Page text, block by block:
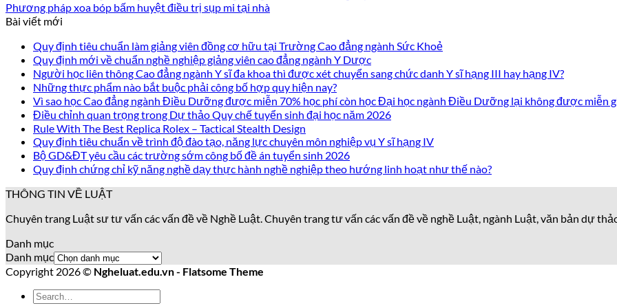
Phương pháp xoa bóp bấm huyệt điều trị sụp mi tại nhà
Bài viết mới
Quy định tiêu chuẩn làm giảng viên đồng cơ hữu tại Trường Cao đẳng ngành Sức Khoẻ
Quy định mới về chuẩn nghề nghiệp giảng viên cao đẳng ngành Y Dược
Người học liên thông Cao đẳng ngành Y sĩ đa khoa thì được xét chuyển sang chức danh Y sĩ hạng III hay hạng IV?
Những thực phẩm nào bắt buộc phải công bố hợp quy hiện nay?
Vì sao học Cao đẳng ngành Điều Dưỡng được miễn 70% học phí còn học Đại học ngành Điều Dưỡng lại không được miễn
Điều chỉnh quan trọng trong Dự thảo Quy chế tuyển sinh đại học năm 2026
Rule With The Best Replica Rolex – Tactical Stealth Design
Quy định tiêu chuẩn về trình độ đào tạo, năng lực chuyên môn nghiệp vụ Y sĩ hạng IV
Bộ GD&ĐT yêu cầu các trường sớm công bố đề án tuyển sinh 2026
Quy định chứng chỉ kỹ năng nghề dạy thực hành nghề nghiệp theo hướng linh hoạt như thế nào?
THÔNG TIN VỀ LUẬT
Chuyên trang Luật sư tư vấn các vấn đề về Nghề Luật. Chuyên trang tư vấn các vấn đề về nghề Luật, ngành Luật, văn bản dự
Danh mục
Danh mục
Copyright 2026 © Ngheluat.edu.vn - Flatsome Theme